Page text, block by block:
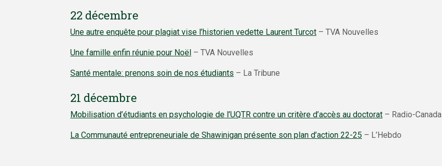
22 décembre
Une autre enquête pour plagiat vise l’historien vedette Laurent Turcot – TVA Nouvelles
Une famille enfin réunie pour Noël – TVA Nouvelles
Santé mentale: prenons soin de nos étudiants – La Tribune
21 décembre
Mobilisation d’étudiants en psychologie de l’UQTR contre un critère d’accès au doctorat – Radio-Canada
La Communauté entrepreneuriale de Shawinigan présente son plan d’action 22-25 – L’Hebdo